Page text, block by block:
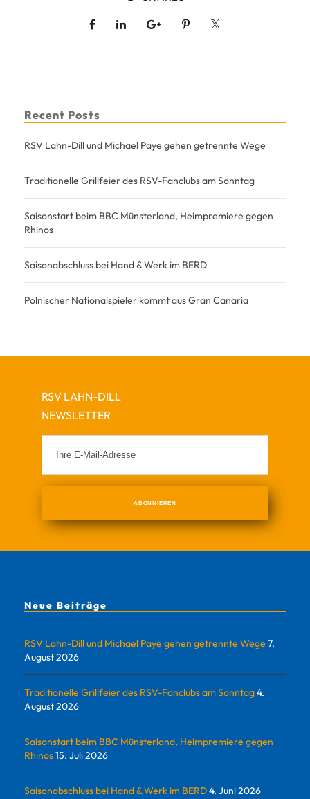
Recent Posts
RSV Lahn-Dill und Michael Paye gehen getrennte Wege
Traditionelle Grillfeier des RSV-Fanclubs am Sonntag
Saisonstart beim BBC Münsterland, Heimpremiere gegen
Rhinos
Saisonabschluss bei Hand & Werk im BERD
Polnischer Nationalspieler kommt aus Gran Canaria
RSV LAHN-DILL
NEWSLETTER
Neue Beiträge
RSV Lahn-Dill und Michael Paye gehen getrennte Wege 7.
August 2026
Traditionelle Grillfeier des RSV-Fanclubs am Sonntag4.
August 2026
Saisonstart beim BBC Münsterland, Heimpremiere gegen
Rhinos15. Juli 2026
Saisonabschluss bei Hand & Werk im BERD4. Juni 2026